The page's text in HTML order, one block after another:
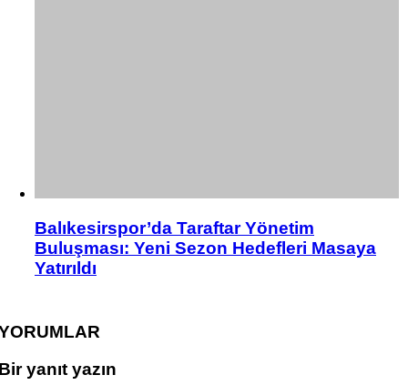
Balıkesirspor’da Taraftar Yönetim
Buluşması: Yeni Sezon Hedefleri Masaya
Yatırıldı
yanıt yazın